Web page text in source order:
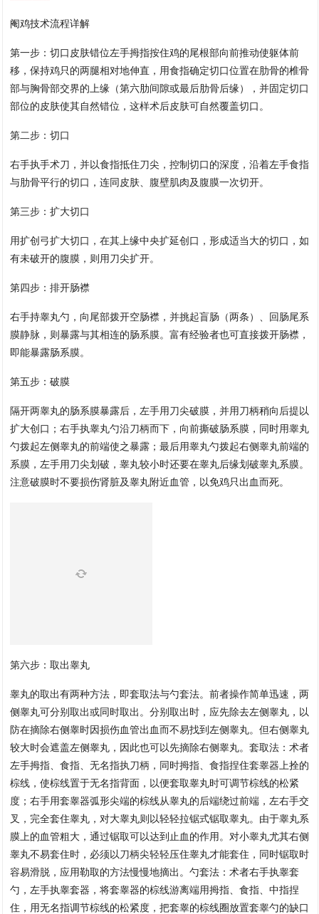
阉鸡技术流程详解
第一步：切口皮肤错位左手拇指按住鸡的尾根部向前推动使躯体前
移，保持鸡只的两腿相对地伸直，用食指确定切口位置在肋骨的椎骨
部与胸骨部交界的上缘（第六肋间隙或最后肋骨后缘），并固定切口
部位的皮肤使其自然错位，这样术后皮肤可自然覆盖切口。
第二步：切口
右手执手术刀，并以食指抵住刀尖，控制切口的深度，沿着左手食指
与肋骨平行的切口，连同皮肤、腹壁肌肉及腹膜一次切开。
第三步：扩大切口
用扩创弓扩大切口，在其上缘中央扩延创口，形成适当大的切口，如
有未破开的腹膜，则用刀尖扩开。
第四步：排开肠襟
右手持睾丸勺，向尾部拨开空肠襟，并挑起盲肠（两条）、回肠尾系
膜静脉，则暴露与其相连的肠系膜。富有经验者也可直接拨开肠襟，
即能暴露肠系膜。
第五步：破膜
隔开两睾丸的肠系膜暴露后，左手用刀尖破膜，并用刀柄稍向后提以
扩大创口；右手执睾丸勺沿刀柄而下，向前撕破肠系膜，同时用睾丸
勺拨起左侧睾丸的前端使之暴露；最后用睾丸勺拨起右侧睾丸前端的
系膜，左手用刀尖划破，睾丸较小时还要在睾丸后缘划破睾丸系膜。
注意破膜时不要损伤肾脏及睾丸附近血管，以免鸡只出血而死。
第六步：取出睾丸
睾丸的取出有两种方法，即套取法与勺套法。前者操作简单迅速，两
侧睾丸可分别取出或同时取出。分别取出时，应先除去左侧睾丸，以
防在摘除右侧睾时因损伤血管出血而不易找到左侧睾丸。但右侧睾丸
较大时会遮盖左侧睾丸，因此也可以先摘除右侧睾丸。套取法：术者
左手拇指、食指、无名指执刀柄，同时拇指、食指捏住套睾器上拴的
棕线，使棕线置于无名指背面，以便套取睾丸时可调节棕线的松紧
度；右手用套睾器弧形尖端的棕线从睾丸的后端绕过前端，左右手交
叉，完全套住睾丸，对大睾丸则以轻轻拉锯式锯取睾丸。由于睾丸系
膜上的血管粗大，通过锯取可以达到止血的作用。对小睾丸尤其右侧
睾丸不易套住时，必须以刀柄尖轻轻压住睾丸才能套住，同时锯取时
容易滑脱，应用勒取的方法慢慢地摘出。勺套法：术者右手执睾套
勺，左手执睾套器，将套睾器的棕线游离端用拇指、食指、中指捏
住，用无名指调节棕线的松紧度，把套睾的棕线圈放置套睾勺的缺口